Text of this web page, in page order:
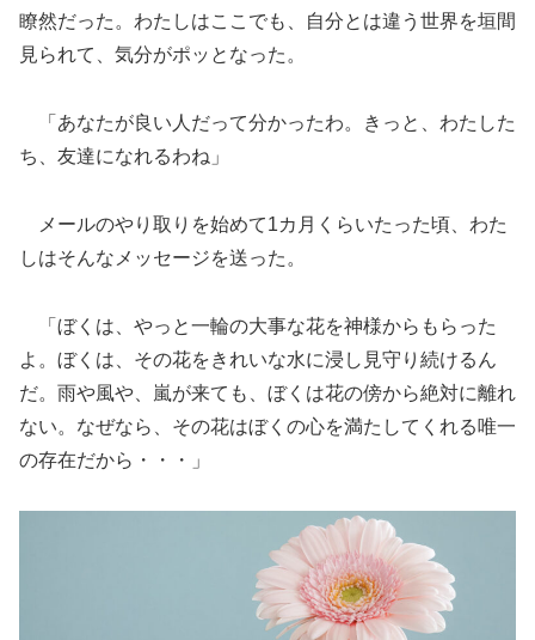
瞭然だった。わたしはここでも、自分とは違う世界を垣間
見られて、気分がポッとなった。
「あなたが良い人だって分かったわ。きっと、わたした
ち、友達になれるわね」
メールのやり取りを始めて1カ月くらいたった頃、わた
しはそんなメッセージを送った。
「ぼくは、やっと一輪の大事な花を神様からもらった
よ。ぼくは、その花をきれいな水に浸し見守り続けるん
だ。雨や風や、嵐が来ても、ぼくは花の傍から絶対に離れ
ない。なぜなら、その花はぼくの心を満たしてくれる唯一
の存在だから・・・」